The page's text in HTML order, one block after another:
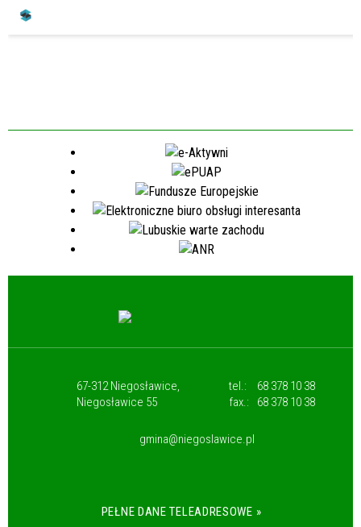
67-312 Niegosławice,
Niegosławice 55
tel.:
68 378 10 38
fax.:
68 378 10 38
gmina@niegoslawice.pl
PEŁNE DANE TELEADRESOWE »